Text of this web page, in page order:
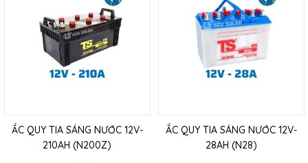
ẮC QUY TIA SÁNG NƯỚC 12V-
210AH (N200Z)
ẮC QUY TIA SÁNG NƯỚC 12V-
28AH (N28)